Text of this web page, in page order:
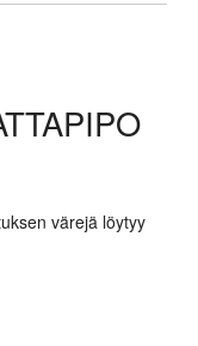
värejä löytyy